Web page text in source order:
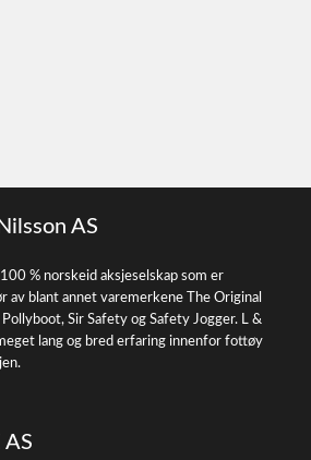
AS
% norskeid aksjeselskap som er
av blant annet varemerkene The Original
Sir Safety og Safety Jogger. L &
lang og bred erfaring innenfor fottøy
AS